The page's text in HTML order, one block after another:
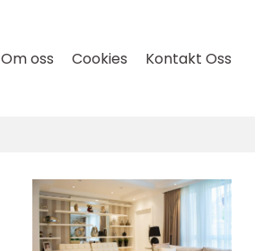
Om oss Cookies Kontakt Oss